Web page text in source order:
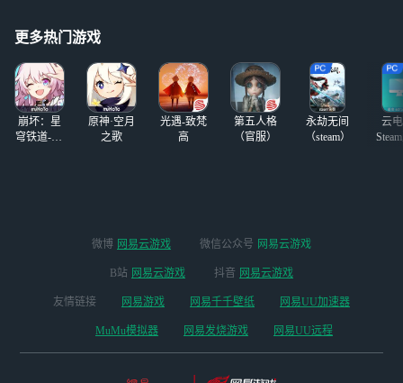
更多热门游戏
崩坏：星
穹铁道-4.4
原神·空月
之歌
光遇-致梵
高
第五人格
（官服）
永劫无间
（steam）
云
微博 网易云游戏 微信公众号 网易云游戏
B站 网易云游戏 抖音 网易云游戏
友情链接 网易游戏 网易千千壁纸 网易UU加速器
MuMu模拟器 网易发烧游戏 网易UU远程